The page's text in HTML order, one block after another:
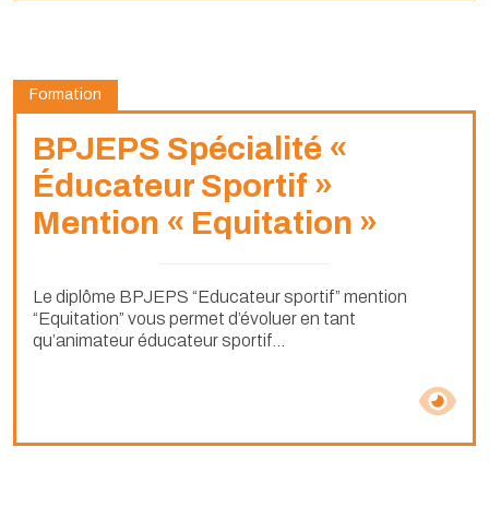
Formation
BPJEPS Spécialité «
Éducateur Sportif »
Mention « Equitation »
Le diplôme BPJEPS “Educateur sportif” mention
“Equitation” vous permet d’évoluer en tant
qu’animateur éducateur sportif...